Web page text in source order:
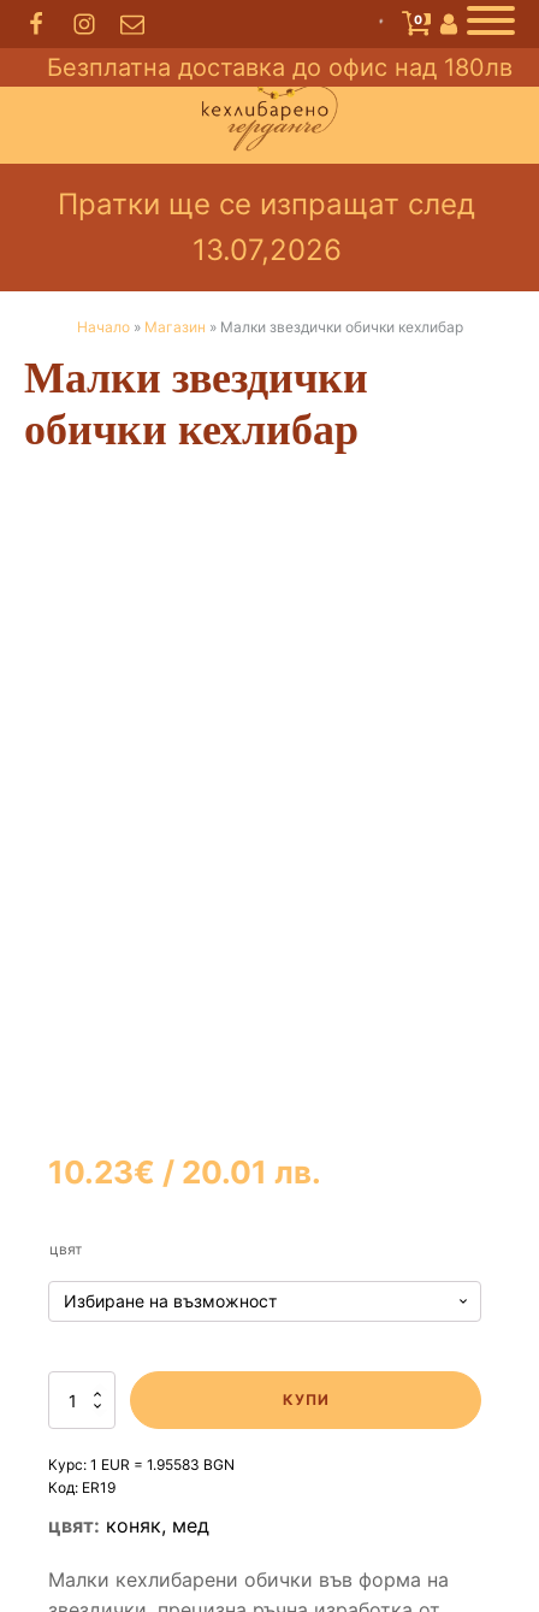
0
Безплатна доставка до офис над 180лв
Пратки ще се изпращат след
13.07,2026
Начало» Магазин » Малки звездички обички кехлибар
Малки звездички
обички кехлибар
10.23€ / 20.01 лв.
цвят
количество
звездички
обички
КУПИ
Курс: 1 EUR = 1.95583 BGN
Код: ER19
цвят: коняк, мед
Малки кехлибарени обички във форма на